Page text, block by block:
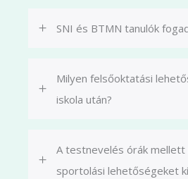
SNI és BTMN tanulók
Milyen felsőoktatási
iskola után?
A testnevelés órák mellett
sportolási lehetőségeket